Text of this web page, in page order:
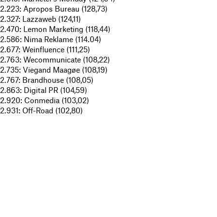
2.223: Apropos Bureau (128,73)
2.327: Lazzaweb (124,11)
2.470: Lemon Marketing (118,44)
2.586: Nima Reklame (114.04)
2.677: Weinfluence (111,25)
2.763: Wecommunicate (108,22)
2.735: Viegand Maagøe (108,19)
2.767: Brandhouse (108,05)
2.863: Digital PR (104,59)
2.920: Conmedia (103,02)
2.931: Off-Road (102,80)